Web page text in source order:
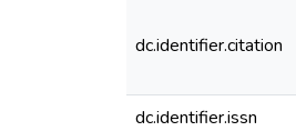
dc.identifier.citation
dc.identifier.issn